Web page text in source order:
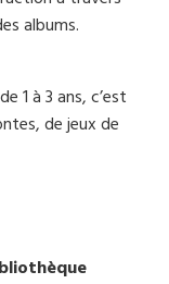
albums.
1 à 3 ans, c’est
de jeux de